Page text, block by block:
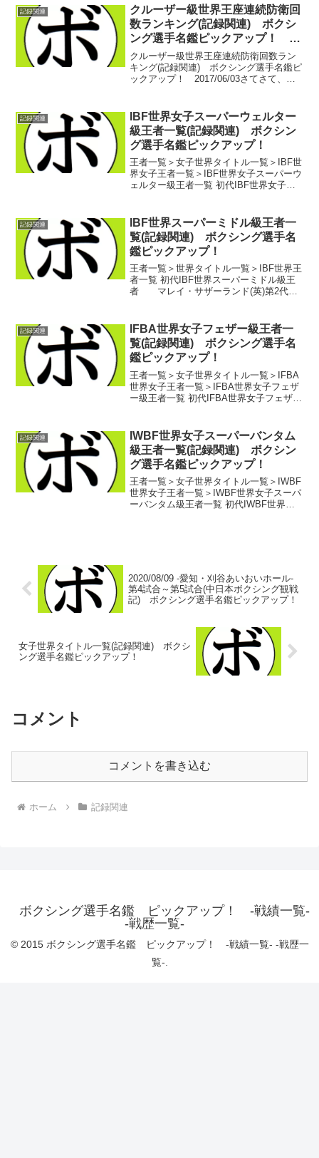
の男"輪島が制したこの階級。かつてジュ
ニア階...
記録関連
クルーザー級世界王座連続防衛回
数ランキング(記録関連) ボクシ
ング選手名鑑ピックアップ！
2017/06/03
クルーザー級世界王座連続防衛回数ラン
キング(記録関連) ボクシング選手名鑑ピ
ックアップ！ 2017/06/03さてさて、本
ー・シリーズ』。今年は2階級での開催が
予定さ...
記録関連
IBF世界女子スーパーウェルター
級王者一覧(記録関連) ボクシン
グ選手名鑑ピックアップ！
王者一覧＞女子世界タイトル一覧＞IBF世
界女子王者一覧＞IBF世界女子スーパーウ
ェルター級王者一覧 初代IBF世界女子ス
パーウェルター級王者 パオラ・カサリ
ヌオバ...
記録関連
IBF世界スーパーミドル級王者一
覧(記録関連) ボクシング選手名
鑑ピックアップ！
王者一覧＞世界タイトル一覧＞IBF世界王
者一覧 初代IBF世界スーパーミドル級王
者 マレイ・サザーランド(英)第2代
ドル級王者 グラシアノ・ロッシジャー
ニ...
記録関連
IFBA世界女子フェザー級王者一
覧(記録関連) ボクシング選手名
鑑ピックアップ！
王者一覧＞女子世界タイトル一覧＞IFBA
世界女子王者一覧＞IFBA世界女子フェザ
ー級王者一覧 初代IFBA世界女子フェザー
ニコルズ(米)第3代IFBA世界女子フェ...
記録関連
IWBF世界女子スーパーバンタム
級王者一覧(記録関連) ボクシン
グ選手名鑑ピックアップ！
王者一覧＞女子世界タイトル一覧＞IWBF
世界女子王者一覧＞IWBF世界女子スーパ
ーバンタム級王者一覧 初代IWBF世界女
2020/08/09 -愛知・刈谷あいおいホール-
第4試合～第5試合(中日本ボクシング観戦
記) ボクシング選手名鑑ピックアップ！
女子世界タイトル一覧(記録関連) ボクシ
ング選手名鑑ピックアップ！
コメント
コメントを書き込む
ホーム 記録関連
ボクシング選手名鑑 ピックアップ！ -戦績一覧-
-戦歴一覧-
© 2015 ボクシング選手名鑑 ピックアップ！ -戦績一覧- -戦歴一
覧-.